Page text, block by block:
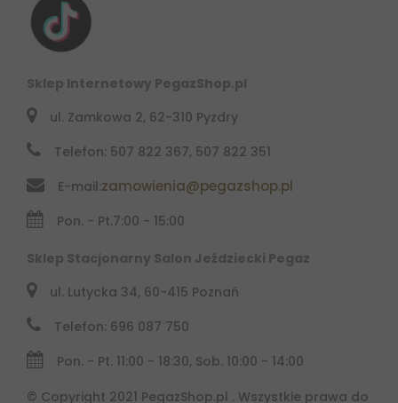
Sklep Internetowy PegazShop.pl
ul. Zamkowa 2, 62-310 Pyzdry
Telefon: 507 822 367, 507 822 351
E-mail:zamowienia@pegazshop.pl
Pon. - Pt.7:00 - 15:00
Sklep Stacjonarny Salon Jeździecki Pegaz
ul. Lutycka 34, 60-415 Poznań
Telefon: 696 087 750
Pon. - Pt. 11:00 - 18:30, Sob. 10:00 - 14:00
© Copyright 2021 PegazShop.pl . Wszystkie prawa do